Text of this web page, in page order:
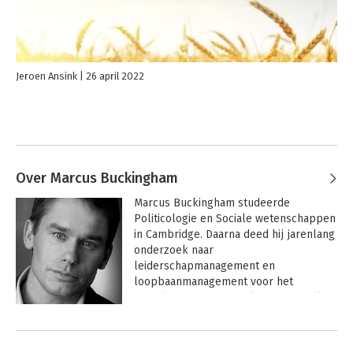
Jeroen Ansink 26 april 2022
Over Marcus Buckingham
Marcus Buckingham studeerde
Politicologie en Sociale wetenschappen
in Cambridge. Daarna deed hij jarenlang
onderzoek naar
leiderschapmanagement en
loopbaanmanagement voor het
consultant, trainer en spreker.
Andere boeken door Marcus